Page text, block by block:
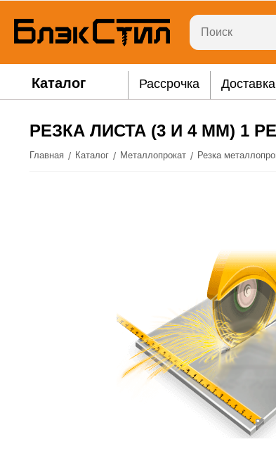
Каталог Рассрочка Доставка
РЕЗКА ЛИСТА (3 И 4 ММ) 1
Главная / Каталог / Металлопрокат / Резка